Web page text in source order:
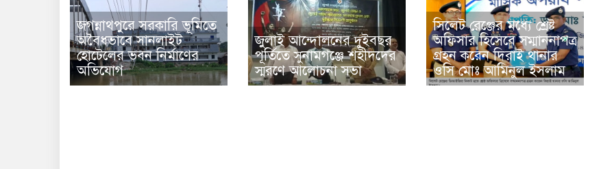
জগন্নাথপুরে সরকারি ভূমিতে
অবৈধভাবে সানলাইট
হোটেলের ভবন নির্মাণের
অভিযোগ
জুলাই আন্দোলনের দুইবছর
পূর্তিতে সুনামগঞ্জে শহীদদের
স্মরণে আলোচনা সভা
সিলেট রেঞ্জের মধ্যে শ্রেষ্ট
অফিসার হিসেবে সম্মাননাপত্র
গ্রহন করেন দিরাই থানার
ওসি মোঃ আমিনুল ইসলাম